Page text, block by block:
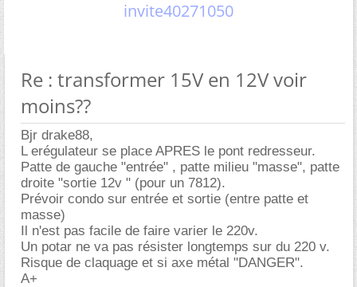
invite40271050
Re : transformer 15V en 12V voir
moins??
Bjr drake88,
L erégulateur se place APRES le pont redresseur.
Patte de gauche "entrée" , patte milieu "masse", patte
droite "sortie 12v " (pour un 7812).
Prévoir condo sur entrée et sortie (entre patte et
masse)
Il n'est pas facile de faire varier le 220v.
Un potar ne va pas résister longtemps sur du 220 v.
Risque de claquage et si axe métal "DANGER".
A+